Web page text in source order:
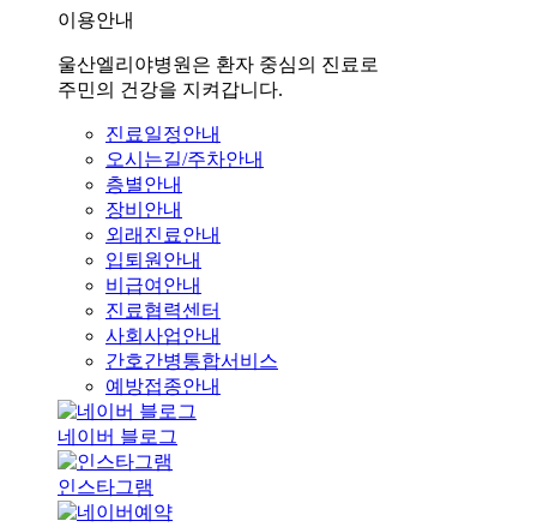
이용안내
울산엘리야병원은 환자 중심의 진료로
주민의 건강을 지켜갑니다.
진료일정안내
오시는길/주차안내
층별안내
장비안내
외래진료안내
입퇴원안내
비급여안내
진료협력센터
사회사업안내
간호간병통합서비스
예방접종안내
네이버 블로그
인스타그램